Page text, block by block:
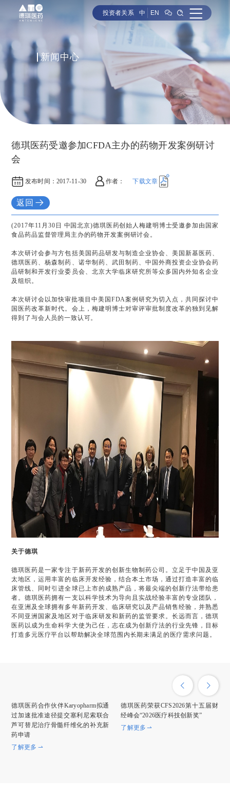
投资者关系 中 EN
新闻中心
德琪医药受邀参加CFDA主办的药物开发案例研讨
会
发布时间： 2017-11-30 作者： 下载文章
返回
(2017年11月30日 中国北京)德琪医药创始人梅建明博士受邀参加由国家
食品药品监督管理局主办的药物开发案例研讨会。
本次研讨会参与方包括美国药品研发与制造企业协会、美国新基医药、
德琪医药、杨森制药、诺华制药、武田制药、中国外商投资企业协会药
品研制和开发行业委员会、北京大学临床研究所等众多国内外知名企业
及组织。
本次研讨会以加快审批项目中美国FDA案例研究为切入点，共同探讨中
国医药改革新时代。会上，梅建明博士对审评审批制度改革的独到见解
得到了与会人员的一致认可。
关于德琪
德琪医药是一家专注于新药开发的创新生物制药公司。立足于中国及亚
太地区，运用丰富的临床开发经验，结合本土市场，通过打造丰富的临
床管线、同时引进全球已上市的成熟产品，将最尖端的创新疗法带给患
者。德琪医药拥有一支以科学技术为导向且实战经验丰富的专业团队，
在亚洲及全球拥有多年新药开发、临床研究以及产品销售经验，并熟悉
不同亚洲国家及地区对于临床研发和新药的监管要求。长远而言，德琪
医药以成为生命科学大使为己任，志在成为创新疗法的行业先锋，目标
打造多元医疗平台以帮助解决全球范围内长期未满足的医疗需求问题。
德琪医药合作伙伴Karyopharm拟通
过加速批准途径提交塞利尼索联合
芦可替尼治疗骨髓纤维化的补充新
药申请
了解更多
德琪医药荣获CFS2026第十五届财
经峰会“2026医疗科技创新奖”
了解更多